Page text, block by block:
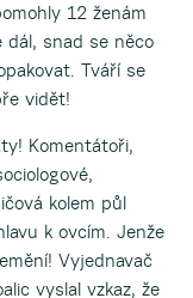
12 ženám
dál, snad se něco
Tváří se
vidět!
Komentátoři,
kolem půl
k ovcím. Jenže
Vyjednavač
vyslal vzkaz, že